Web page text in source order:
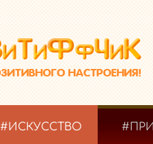
#ИСКУССТВО